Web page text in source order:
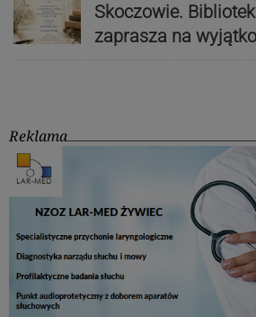
Skoczowie.
zaprasza na
Reklama